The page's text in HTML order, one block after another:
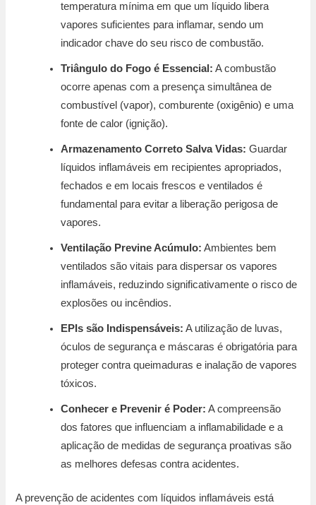
temperatura mínima em que um líquido libera
vapores suficientes para inflamar, sendo um
indicador chave do seu risco de combustão.
Triângulo do Fogo é Essencial: A combustão
ocorre apenas com a presença simultânea de
combustível (vapor), comburente (oxigênio) e uma
fonte de calor (ignição).
Armazenamento Correto Salva Vidas: Guardar
líquidos inflamáveis em recipientes apropriados,
fechados e em locais frescos e ventilados é
fundamental para evitar a liberação perigosa de
vapores.
Ventilação Previne Acúmulo: Ambientes bem
ventilados são vitais para dispersar os vapores
inflamáveis, reduzindo significativamente o risco de
explosões ou incêndios.
EPIs são Indispensáveis: A utilização de luvas,
óculos de segurança e máscaras é obrigatória para
proteger contra queimaduras e inalação de vapores
tóxicos.
Conhecer e Prevenir é Poder: A compreensão
dos fatores que influenciam a inflamabilidade e a
aplicação de medidas de segurança proativas são
as melhores defesas contra acidentes.
A prevenção de acidentes com líquidos inflamáveis está